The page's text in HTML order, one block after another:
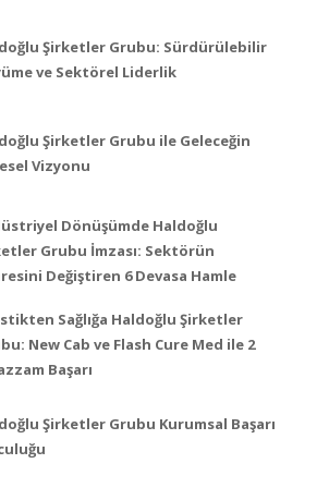
Şirketler Grubu: Sürdürülebilir
ve Sektörel Liderlik
Şirketler Grubu ile Geleceğin
Vizyonu
Dönüşümde Haldoğlu
Grubu İmzası: Sektörün
Değiştiren 6 Devasa Hamle
Sağlığa Haldoğlu Şirketler
New Cab ve Flash Cure Med ile 2
Başarı
Şirketler Grubu Kurumsal Başarı